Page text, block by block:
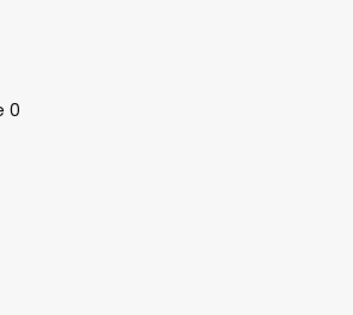
0